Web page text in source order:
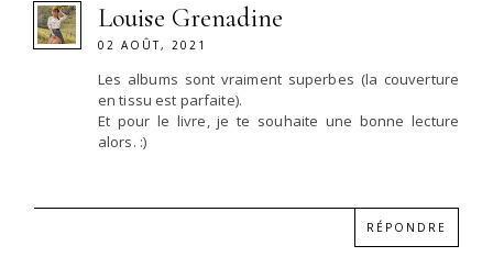
Louise Grenadine
02 AOÛT, 2021
Les albums sont vraiment superbes (la couverture
en tissu est parfaite).
Et pour le livre, je te souhaite une bonne lecture
alors. :)
RÉPONDRE